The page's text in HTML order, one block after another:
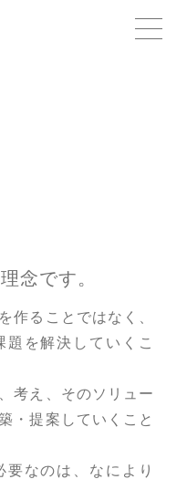
念です。
作ることではなく、
を解決していくこ
考え、そのソリュー
・提案していくこと
なのは、なにより